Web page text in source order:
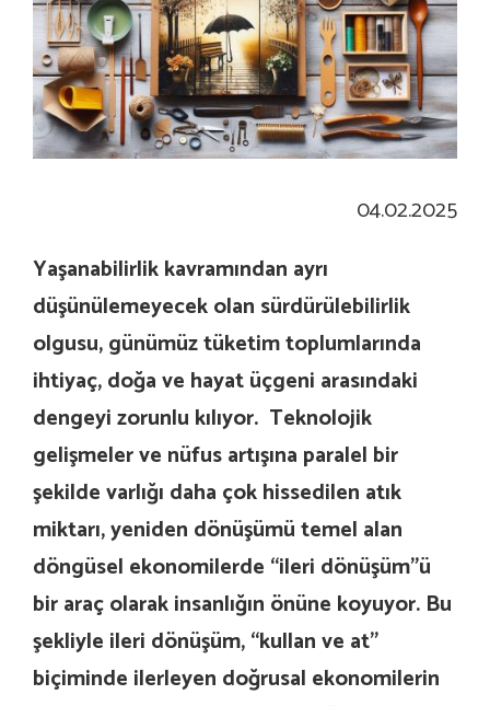
04.02.2025
Yaşanabilirlik kavramından ayrı
düşünülemeyecek olan sürdürülebilirlik
olgusu, günümüz tüketim toplumlarında
ihtiyaç, doğa ve hayat üçgeni arasındaki
dengeyi zorunlu kılıyor. Teknolojik
gelişmeler ve nüfus artışına paralel bir
şekilde varlığı daha çok hissedilen atık
miktarı, yeniden dönüşümü temel alan
döngüsel ekonomilerde “ileri dönüşüm”ü
bir araç olarak insanlığın önüne koyuyor. Bu
şekliyle ileri dönüşüm, “kullan ve at”
biçiminde ilerleyen doğrusal ekonomilerin